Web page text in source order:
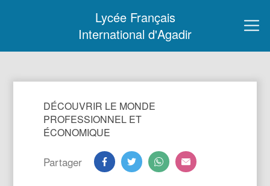
Lycée Français
International d'Agadir
DÉCOUVRIR LE MONDE
PROFESSIONNEL ET
ÉCONOMIQUE
Partager